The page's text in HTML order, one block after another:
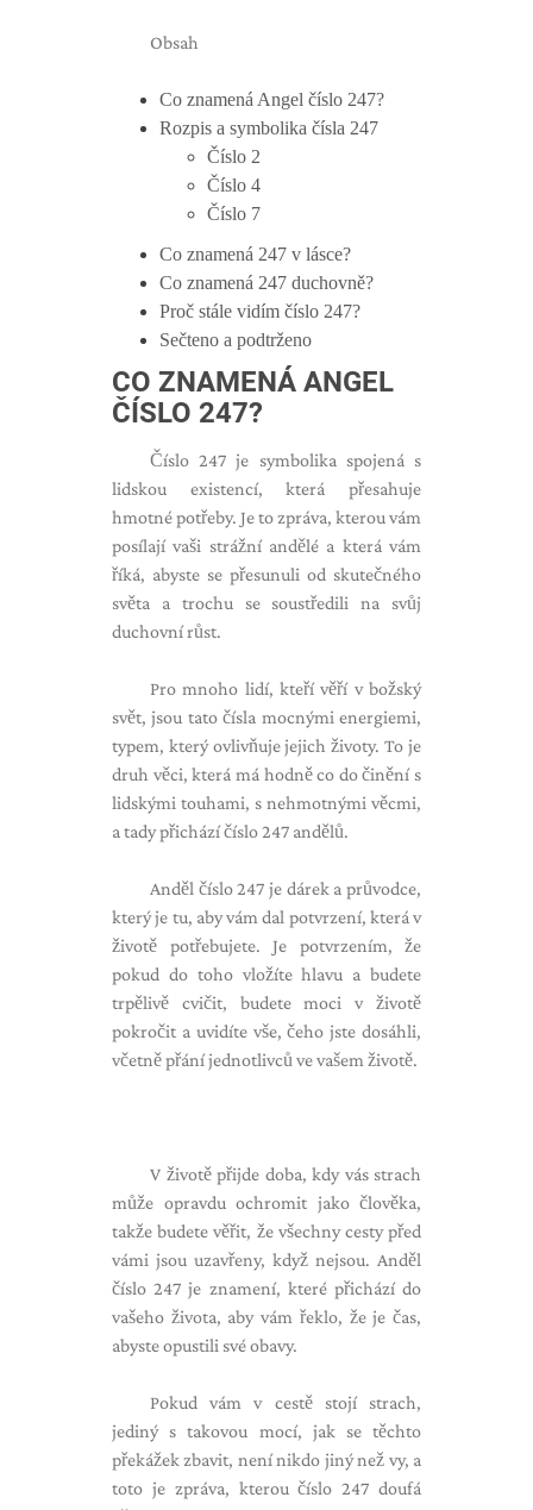
Obsah
Co znamená Angel číslo 247?
Rozpis a symbolika čísla 247
Číslo 2
Číslo 4
Číslo 7
Co znamená 247 v lásce?
Co znamená 247 duchovně?
Proč stále vidím číslo 247?
Sečteno a podtrženo
CO ZNAMENÁ ANGEL
ČÍSLO 247?
Číslo 247 je symbolika spojená s
lidskou existencí, která přesahuje
hmotné potřeby. Je to zpráva, kterou vám
posílají vaši strážní andělé a která vám
říká, abyste se přesunuli od skutečného
světa a trochu se soustředili na svůj
duchovní růst.
Pro mnoho lidí, kteří věří v božský
svět, jsou tato čísla mocnými energiemi,
typem, který ovlivňuje jejich životy. To je
druh věci, která má hodně co do činění s
lidskými touhami, s nehmotnými věcmi,
a tady přichází číslo 247 andělů.
Anděl číslo 247 je dárek a průvodce,
který je tu, aby vám dal potvrzení, která v
životě potřebujete. Je potvrzením, že
pokud do toho vložíte hlavu a budete
trpělivě cvičit, budete moci v životě
pokročit a uvidíte vše, čeho jste dosáhli,
včetně přání jednotlivců ve vašem životě.
V životě přijde doba, kdy vás strach
může opravdu ochromit jako člověka,
takže budete věřit, že všechny cesty před
vámi jsou uzavřeny, když nejsou. Anděl
číslo 247 je znamení, které přichází do
vašeho života, aby vám řeklo, že je čas,
abyste opustili své obavy.
Pokud vám v cestě stojí strach,
jediný s takovou mocí, jak se těchto
překážek zbavit, není nikdo jiný než vy, a
toto je zpráva, kterou číslo 247 doufá